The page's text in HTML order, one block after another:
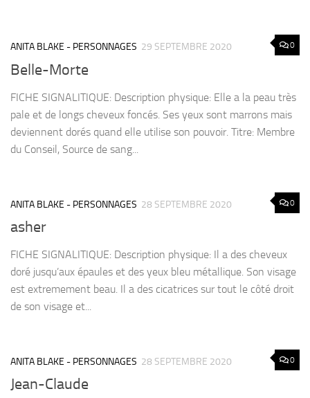
0
ANITA BLAKE - PERSONNAGES 29 SEPTEMBRE 2020
Belle-Morte
FICHE SIGNALITIQUE: Description physique: Elle a la peau très
pale et de longs cheveux foncés. Ses yeux sont marrons mais
deviennent dorés quand elle utilise son pouvoir. Titre: Membre
du Conseil, Source de sang...
0
ANITA BLAKE - PERSONNAGES 28 SEPTEMBRE 2020
asher
FICHE SIGNALITIQUE: Description physique: Il a des cheveux
doré jusqu’aux épaules et des yeux bleu métallique. Son visage
est extremement beau. Il a des cicatrices sur tout le côté droit
de son visage et...
0
ANITA BLAKE - PERSONNAGES 28 SEPTEMBRE 2020
Jean-Claude